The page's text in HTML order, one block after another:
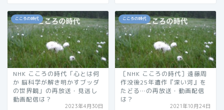
こころの時代
NHK こころの時代「心とは何
か 脳科学が解き明かすブッダ
の世界観」の再放送・見逃し
動画配信は？
2023年4月30日
こころの時代
［NHK こころの時代］遠藤周
作没後25年遺作『深い河』を
たどる…の再放送・動画配信
は？
2021年10月24日